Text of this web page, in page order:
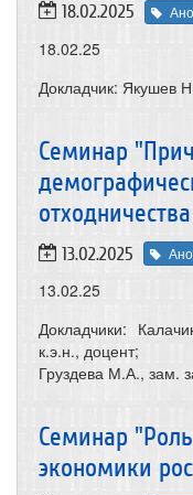
18.02.2025
18.02.25
Докладчик: Якушев
Семинар
13.02.2025
13.02.25
Докладчики:
к.э.н., доцент;
Груздева М.А., зам.
Семинар
экономики